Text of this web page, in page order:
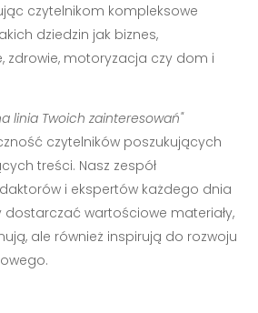
czytelnikom kompleksowe
dziedzin jak biznes,
zdrowie, motoryzacja czy dom i
linia Twoich zainteresowań"
czytelników poszukujących
treści. Nasz zespół
i ekspertów każdego dnia
wartościowe materiały,
ale również inspirują do rozwoju